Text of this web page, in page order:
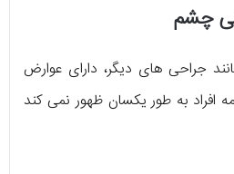
چشم
جراحی های دیگر، دارای عوارض
افراد به طور یکسان ظهور نمی کند